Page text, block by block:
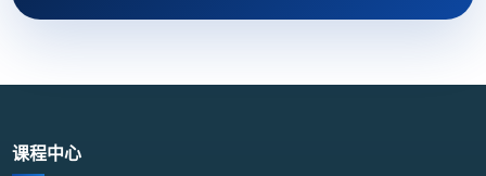
课程中心